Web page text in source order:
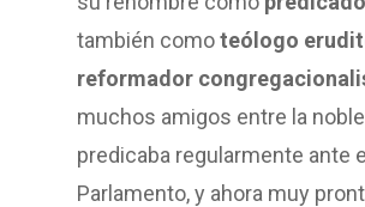
también comoteólogo
reformador
muchos amigos entre la
predicaba regularmente ante el
Parlamento, y ahora muy